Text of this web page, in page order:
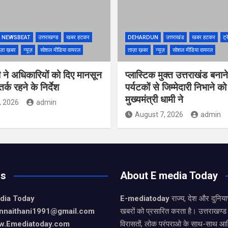
NEWSBEAT उत्तराखण्ड
खबर हटकर
ख़बर
न्यूज़ सोशल मीडिया वायरल
ने अधिकारियों को दिए मानसून
रहने के निर्देश
2026 admin
DEHARDUN उत्तराखंड खबर हटकर
ताज़ा ख़बर
न्यूज़ सोशल मीडिया वायरल
प्लास्टिक मुक्त उत्तराखंड
पर्यटकों से जिम्मेदारी निभाने
मुख्यमंत्री धामी ने
August 7, 2026 admin
Today
About E media Today
E-mediatodayराज्य, देश और
खबरों को प्रसारित करता है।
विरासतों, लोक परंपराओ के साथ-साथ